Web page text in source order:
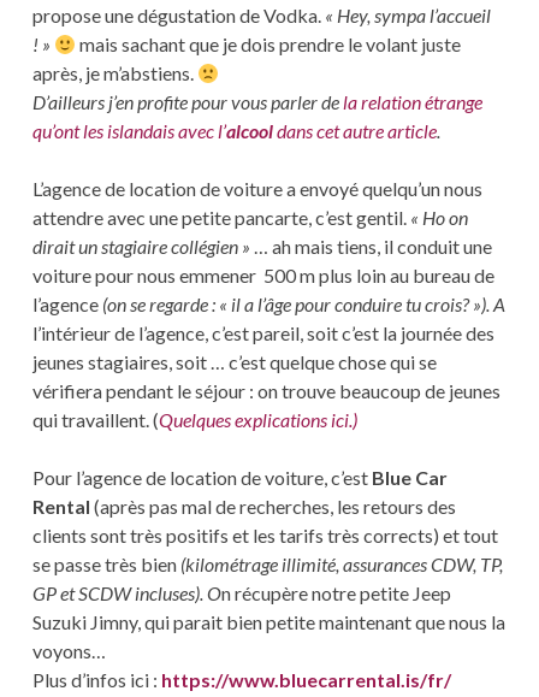
propose une dégustation de Vodka. « Hey, sympa l’accueil
! »
mais sachant que je dois prendre le volant juste
après, je m’abstiens.
D’ailleurs j’en profite pour vous parler dela relation étrange
qu’ont les islandais avec l’alcooldans cet autre article.
L’agence de location de voiture a envoyé quelqu’un nous
attendre avec une petite pancarte, c’est gentil. « Ho on
dirait un stagiaire collégien » … ah mais tiens, il conduit une
voiture pour nous emmener 500 m plus loin au bureau de
l’agence(on se regarde : « il a l’âge pour conduire tu crois? »). A
l’intérieur de l’agence, c’est pareil, soit c’est la journée des
jeunes stagiaires, soit … c’est quelque chose qui se
vérifiera pendant le séjour : on trouve beaucoup de jeunes
qui travaillent. (Quelques explications ici.)
Pour l’agence de location de voiture, c’est Blue Car
Rental (après pas mal de recherches, les retours des
clients sont très positifs et les tarifs très corrects) et tout
se passe très bien (kilométrage illimité, assurances CDW, TP,
GP et SCDW incluses). On récupère notre petite Jeep
Suzuki Jimny, qui parait bien petite maintenant que nous la
voyons…
Plus d’infos ici : https://www.bluecarrental.is/fr/